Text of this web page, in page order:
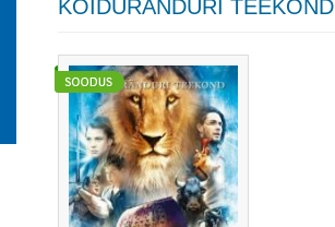
Menu
out)
KOIDURÄNDURI TEEKOND